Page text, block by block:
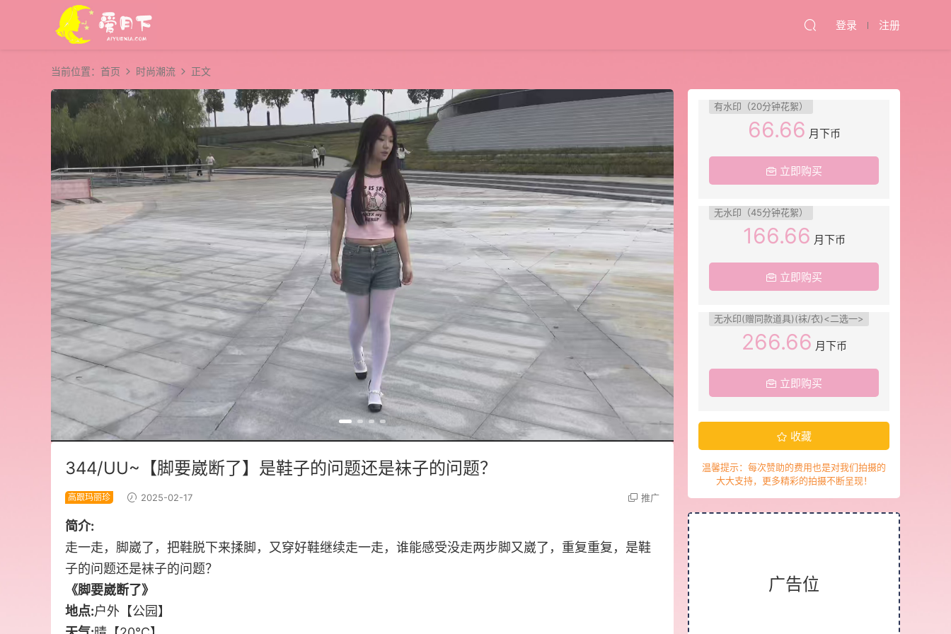
登录 注册
当前位置： 首页 时尚潮流 正文
344/UU~【脚要崴断了】是鞋子的问题还是袜子的问题？
高跟玛丽珍 2025-02-17 推广
简介:
走一走，脚崴了，把鞋脱下来揉脚，又穿好鞋继续走一走，谁能感受没走两步脚又崴了，重复重复，是鞋
子的问题还是袜子的问题？
《脚要崴断了》
地点:户外【公园】
有水印（20分钟花絮）
66.66 月下币
立即购买
无水印（45分钟花絮）
166.66 月下币
立即购买
无水印(赠同款道具)(袜/衣)<二选一>
266.66 月下币
立即购买
收藏
温馨提示：每次赞助的费用也是对我们拍摄的
大大支持，更多精彩的拍摄不断呈现！
广告位